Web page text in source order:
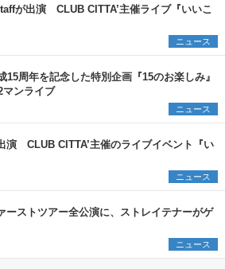
が出演 CLUB CITTA’主催ライブ『いいこ
ニュース
周年を記念した特別企画『15のお楽しみ』
ンライブ
ニュース
演 CLUB CITTA’主催のライブイベント『い
ニュース
ーストツアー全公演に、ストレイテナーがゲ
ニュース